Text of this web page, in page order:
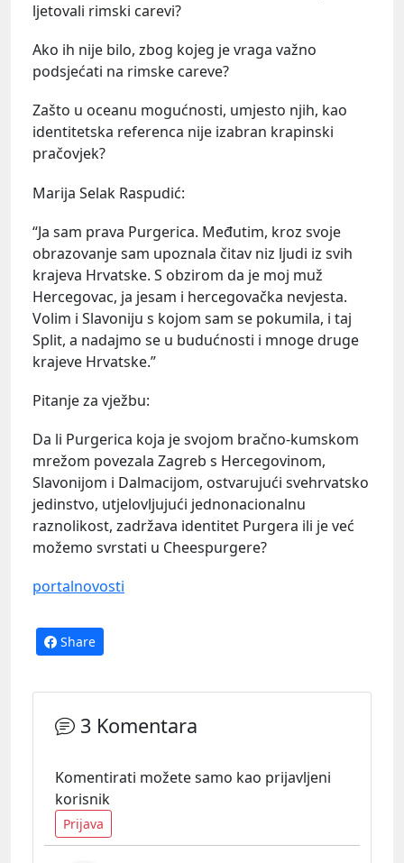
ljetovali rimski carevi?
Ako ih nije bilo, zbog kojeg je vraga važno
podsjećati na rimske careve?
Zašto u oceanu mogućnosti, umjesto njih, kao
identitetska referenca nije izabran krapinski
pračovjek?
Marija Selak Raspudić:
“Ja sam prava Purgerica. Međutim, kroz svoje
obrazovanje sam upoznala čitav niz ljudi iz svih
krajeva Hrvatske. S obzirom da je moj muž
Hercegovac, ja jesam i hercegovačka nevjesta.
Volim i Slavoniju s kojom sam se pokumila, i taj
Split, a nadajmo se u budućnosti i mnoge druge
krajeve Hrvatske.”
Pitanje za vježbu:
Da li Purgerica koja je svojom bračno-kumskom
mrežom povezala Zagreb s Hercegovinom,
Slavonijom i Dalmacijom, ostvarujući svehrvatsko
jedinstvo, utjelovljujući jednonacionalnu
raznolikost, zadržava identitet Purgera ili je već
možemo svrstati u Cheespurgere?
portalnovosti
Share
3 Komentara
Komentirati možete samo kao prijavljeni
korisnik
Prijava